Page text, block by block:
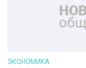
ЭКОНОМИКА